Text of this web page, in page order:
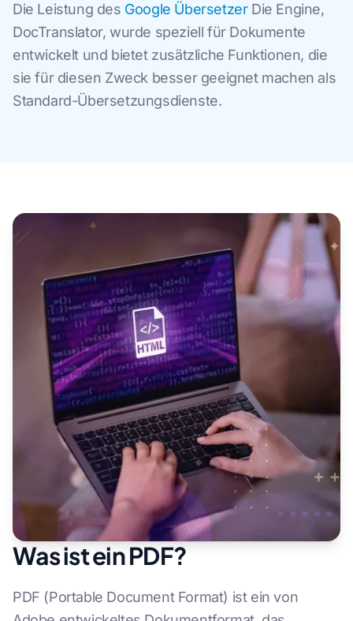
Die Leistung des Google ÜbersetzerDie Engine,
DocTranslator, wurde speziell für Dokumente
entwickelt und bietet zusätzliche Funktionen, die
sie für diesen Zweck besser geeignet machen als
Standard-Übersetzungsdienste.
Was ist ein PDF?
PDF (Portable Document Format) ist ein von